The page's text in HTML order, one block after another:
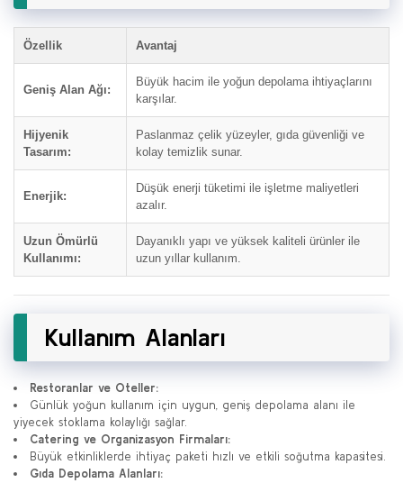
Özellik Avantaj
Geniş Alan Ağı:
Büyük hacim ile yoğun depolama ihtiyaçlarını
karşılar.
Hijyenik
Tasarım:
Paslanmaz çelik yüzeyler, gıda güvenliği ve
kolay temizlik sunar.
Enerjik:
Düşük enerji tüketimi ile işletme maliyetleri
azalır.
Uzun Ömürlü
Kullanımı:
Dayanıklı yapı ve yüksek kaliteli ürünler ile
uzun yıllar kullanım.
Kullanım Alanları
Restoranlar ve Oteller:
Günlük yoğun kullanım için uygun, geniş depolama alanı ile
yiyecek stoklama kolaylığı sağlar.
Catering ve Organizasyon Firmaları:
Büyük etkinliklerde ihtiyaç paketi hızlı ve etkili soğutma kapasitesi.
Gıda Depolama Alanları: